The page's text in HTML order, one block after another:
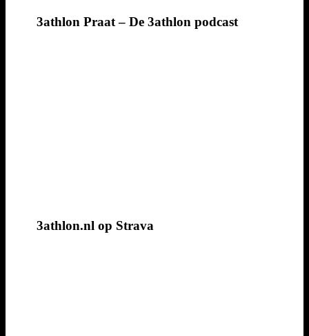
3athlon Praat – De 3athlon podcast
3athlon.nl op Strava